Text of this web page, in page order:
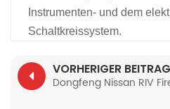
Instrumenten- und dem
Schaltkreissystem.
VORHERIGER BEITRAG
Dongfeng Nissan RIV